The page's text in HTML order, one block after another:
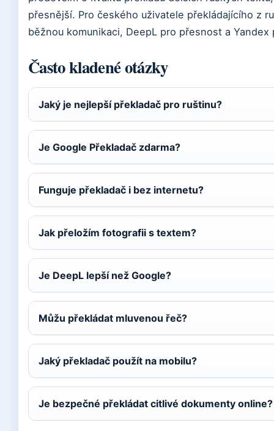
přesnější. Pro českého uživatele překládajícího z
běžnou komunikaci, DeepL pro přesnost a
Často kladené otázky
Jaký je nejlepší překladač pro ruštinu?
Je Google Překladač zdarma?
Funguje překladač i bez internetu?
Jak přeložím fotografii s textem?
Je DeepL lepší než Google?
Můžu překládat mluvenou řeč?
Jaký překladač použít na mobilu?
Je bezpečné překládat citlivé dokumenty online?